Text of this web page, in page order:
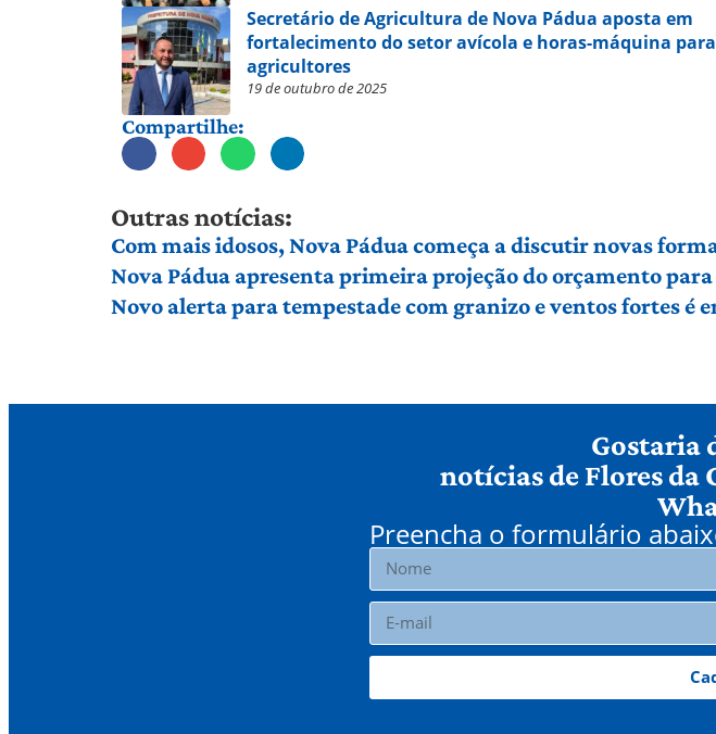
Secretário de Agricultura de Nova Pádua aposta em
fortalecimento do setor avícola e horas-máquina para
agricultores
19 de outubro de 2025
Compartilhe:
Outras notícias:
Com mais idosos, Nova Pádua começa a discutir novas
Nova Pádua apresenta primeira projeção do orçamento para
Novo alerta para tempestade com granizo e ventos fortes é
Gostaria
notícias de Flores da
Preencha o formulário